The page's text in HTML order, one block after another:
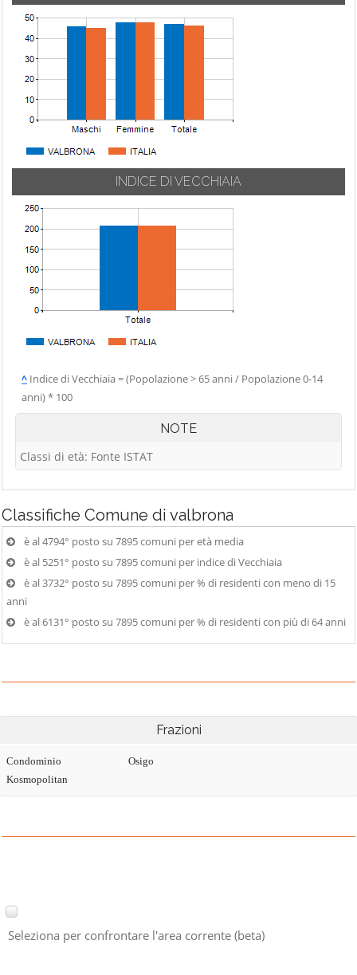
INDICE DI VECCHIAIA
^ Indice di Vecchiaia = (Popolazione > 65 anni / Popolazione 0-14
anni) * 100
NOTE
Classi di età: Fonte ISTAT
Classifiche Comune di valbrona
è al 4794° posto su 7895 comuni per età media
è al 5251° posto su 7895 comuni per indice di Vecchiaia
è al 3732° posto su 7895 comuni per % di residenti con meno di 15
anni
è al 6131° posto su 7895 comuni per % di residenti con più di 64 anni
Frazioni
Condominio
Kosmopolitan
Osigo
Seleziona per confrontare l'area corrente (beta)